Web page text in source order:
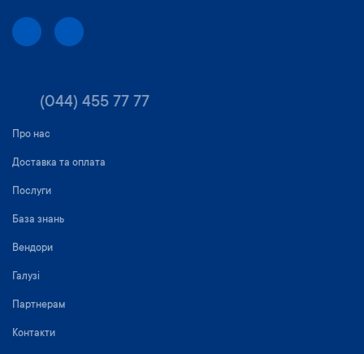
(044) 455 77 77
Про нас
Доставка та оплата
Послуги
База знань
Вендори
Галузі
Партнерам
Контакти